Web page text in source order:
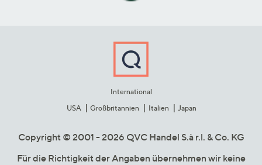
International
USA
Großbritannien Italien Japan
Copyright © 2001 - 2026 QVC Handel S.à r.l. & Co. KG
Für die Richtigkeit der Angaben übernehmen wir keine